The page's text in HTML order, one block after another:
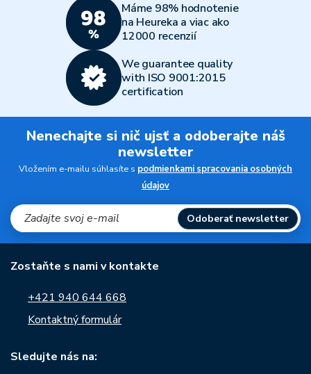
Máme 98% hodnotenie
na Heureka a viac ako
12000 recenzií
We guarantee quality
with ISO 9001:2015
certification
Nenechajte si nič ujsť a odoberajte náš
newsletter
Vložením e-mailu súhlasíte s podmienkami spracovania osobných
údajov
Odoberať newsletter
Zostaňte s nami v kontakte
+421 940 644 668
Kontaktný formulár
Sledujte nás na: